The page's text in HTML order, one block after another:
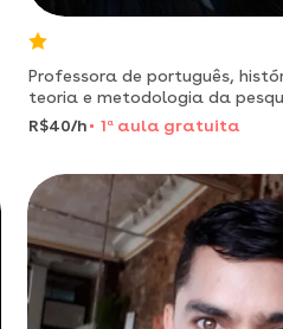
Professora de português,
teoria e metodologia da
abnt
R$40/h 1 aaula gratuita